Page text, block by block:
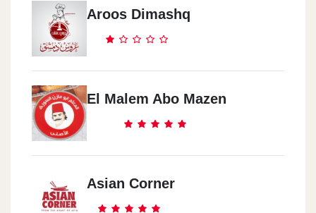
Aroos Dimashq
El Malem Abo Mazen
Asian Corner